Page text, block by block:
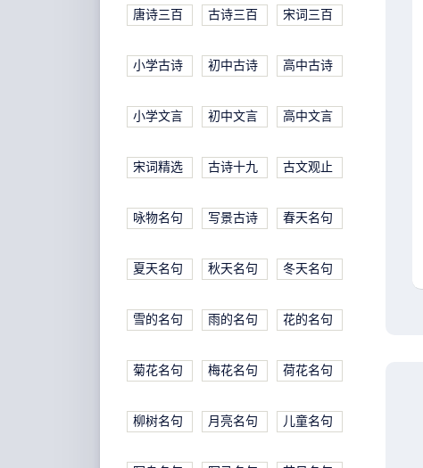
唐诗三百 古诗三百 宋词三百
小学古诗 初中古诗 高中古诗
小学文言 初中文言 高中文言
宋词精选 古诗十九 古文观止
咏物名句 写景古诗 春天名句
夏天名句 秋天名句 冬天名句
雪的名句 雨的名句 花的名句
菊花名句 梅花名句 荷花名句
柳树名句 月亮名句 儿童名句